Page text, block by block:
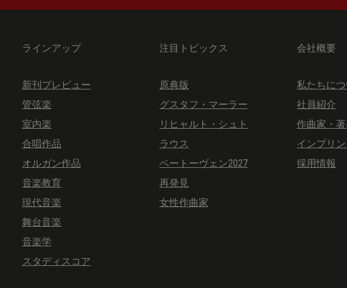
ラインアップ
新刊プレビュー
管弦楽
室内楽
合唱作品
オルガン作品
音楽教育
現代音楽
舞台音楽
音楽学
スタディスコア
注目トピックス
原典版
グスタフ・マーラー
リヒャルト・シュト
ラウス
ベートーヴェン2027
再発見
女性作曲家
会社概要
私たちに
社員紹介
作曲家・
インプリン
採用情報